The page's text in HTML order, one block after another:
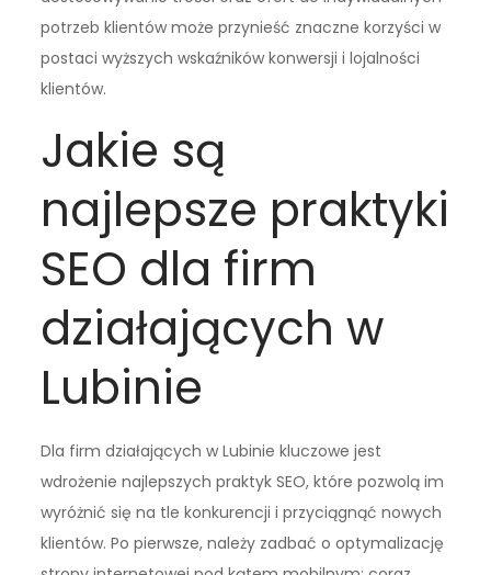
potrzeb klientów może przynieść znaczne korzyści w
postaci wyższych wskaźników konwersji i lojalności
klientów.
Jakie są
najlepsze praktyki
SEO dla firm
działających w
Lubinie
Dla firm działających w Lubinie kluczowe jest
wdrożenie najlepszych praktyk SEO, które pozwolą im
wyróżnić się na tle konkurencji i przyciągnąć nowych
klientów. Po pierwsze, należy zadbać o optymalizację